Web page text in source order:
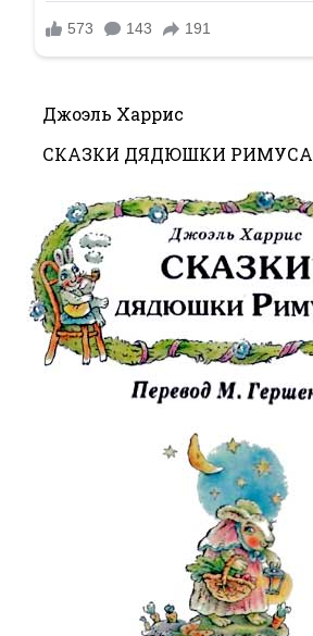
Джоэль Харрис
СКАЗКИ ДЯДЮШКИ РИМУСА